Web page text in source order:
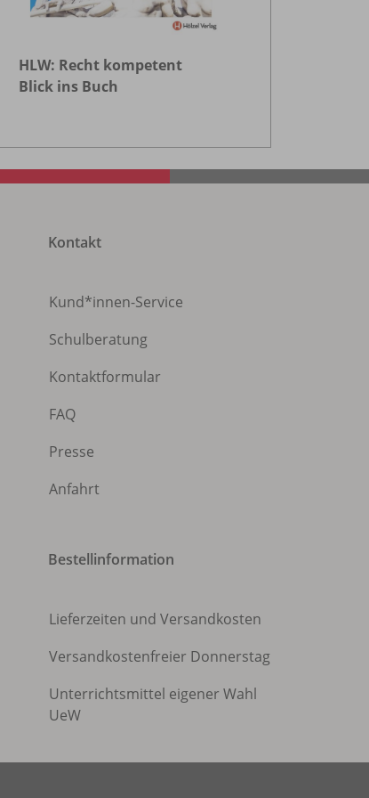
HLW: Recht kompetent
Blick ins Buch
Kontakt
Kund*innen-Service
Schulberatung
Kontaktformular
FAQ
Presse
Anfahrt
Bestellinformation
Lieferzeiten und Versandkosten
Versandkostenfreier Donnerstag
Unterrichtsmittel eigener Wahl
UeW